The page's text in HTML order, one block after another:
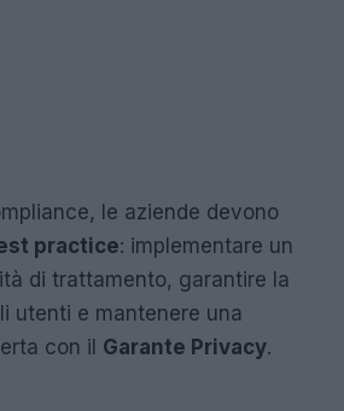
le aziende devono
practice: implementare un
di trattamento, garantire la
utenti e mantenere una
con il Garante Privacy.